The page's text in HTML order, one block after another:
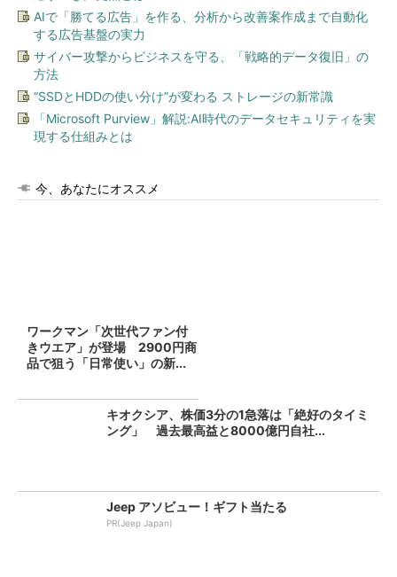
AIで「勝てる広告」を作る、分析から改善案作成まで自動化
する広告基盤の実力
サイバー攻撃からビジネスを守る、「戦略的データ復旧」の
方法
“SSDとHDDの使い分け”が変わる ストレージの新常識
「Microsoft Purview」解説:AI時代のデータセキュリティを実
現する仕組みとは
今、あなたにオススメ
ワークマン「次世代ファン付
きウエア」が登場 2900円商
品で狙う「日常使い」の新...
キオクシア、株価3分の1急落は「絶好のタイミ
ング」 過去最高益と8000億円自社...
Jeep アソビュー！ギフト当たる
PR(Jeep Japan)